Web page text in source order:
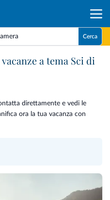
Cerca
a tema Sci di
direttamente e vedi le
ora la tua vacanza con